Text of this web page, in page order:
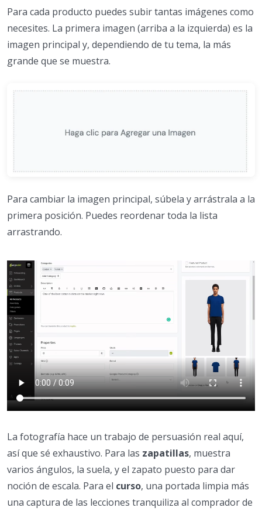
Para cada producto puedes subir tantas imágenes como
necesites. La primera imagen (arriba a la izquierda) es la
imagen principal y, dependiendo de tu tema, la más
grande que se muestra.
Para cambiar la imagen principal, súbela y arrástrala a la
primera posición. Puedes reordenar toda la lista
arrastrando.
La fotografía hace un trabajo de persuasión real aquí,
así que sé exhaustivo. Para las zapatillas, muestra
varios ángulos, la suela, y el zapato puesto para dar
noción de escala. Para el curso, una portada limpia más
una captura de las lecciones tranquiliza al comprador de